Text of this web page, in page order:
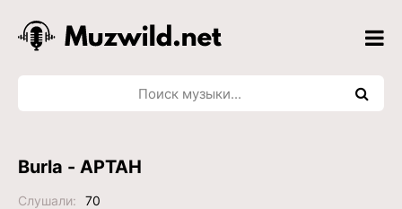
Burla - АРТАН
Слушали:
70